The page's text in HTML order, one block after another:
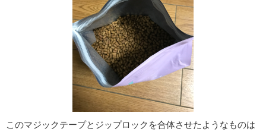
このマジックテープとジップロックを合体させたようなものは